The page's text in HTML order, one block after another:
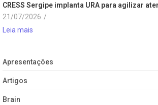
CRESS Sergipe implanta URA para agilizar
21/07/2026 /
Leia mais
Apresentações
Artigos
Brain